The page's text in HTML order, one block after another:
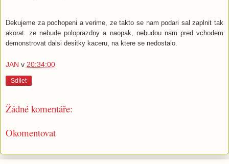
Dekujeme za pochopeni a verime, ze takto se nam podari sal zaplnit tak
akorat. ze nebude poloprazdny a naopak, nebudou nam pred vchodem
demonstrovat dalsi desitky kaceru, na ktere se nedostalo.
JAN v 20:34:00
Sdílet
Žádné komentáře:
Okomentovat